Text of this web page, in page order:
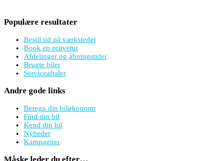
Populære resultater
Bestil tid på værkstedet
Book en prøvetur
Afdelinger og åbningstider
Brugte biler
Serviceaftaler
Andre gode links
Beregn din biløkonomi
Find din bil
Kend din bil
Nyheder
Kampagner